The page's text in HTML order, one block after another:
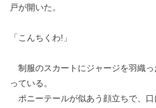
戸が開いた。
「こんちくわ!」
制服のスカートにジャージを羽織
っている。
ポニーテールが似あう顔立ちで、口